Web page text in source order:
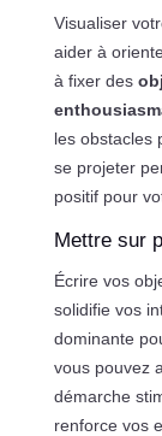
Visualiser
aider à
à fixer des
les obstacles
se projeter
positif pour
Mettre sur
Écrire vos
solidifie vos
dominante
vous pouvez
démarche
renforce vos